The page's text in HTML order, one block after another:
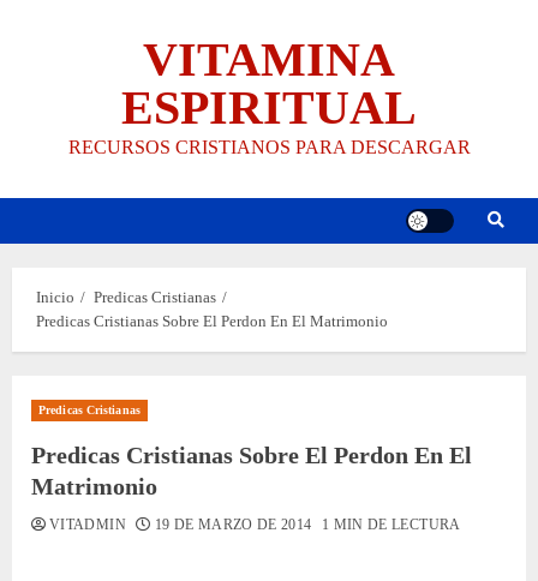
VITAMINA
ESPIRITUAL
RECURSOS CRISTIANOS PARA DESCARGAR
Inicio
Predicas Cristianas
Predicas Cristianas Sobre El Perdon En El Matrimonio
Predicas Cristianas
Predicas Cristianas Sobre El Perdon En El
Matrimonio
VITADMIN 19 DE MARZO DE 2014 1 MIN DE LECTURA